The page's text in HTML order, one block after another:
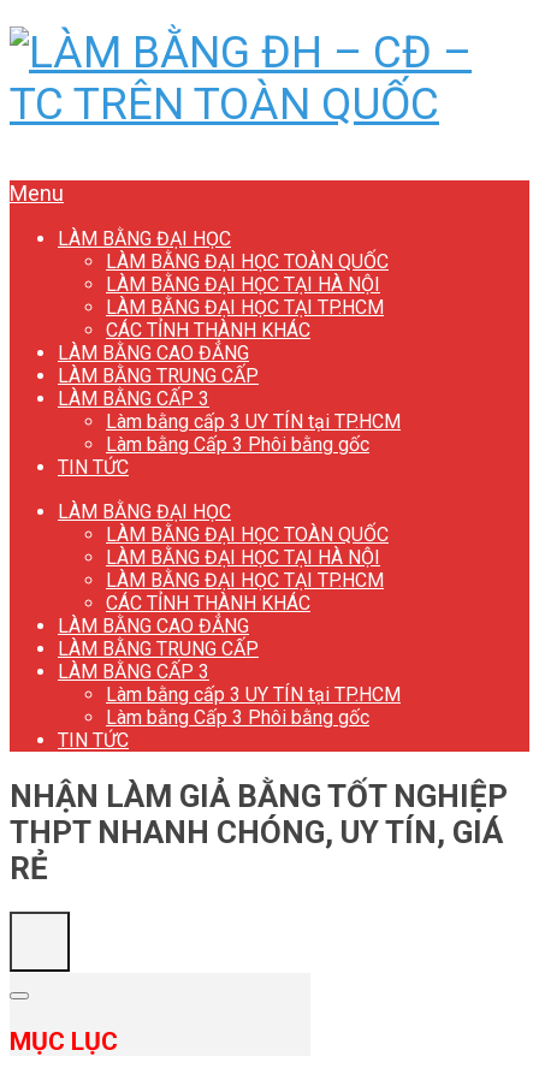
Menu
LÀM BẰNG ĐẠI HỌC
LÀM BẰNG ĐẠI HỌC TOÀN QUỐC
LÀM BẰNG ĐẠI HỌC TẠI HÀ NỘI
LÀM BẰNG ĐẠI HỌC TẠI TP.HCM
CÁC TỈNH THÀNH KHÁC
LÀM BẰNG CAO ĐẲNG
LÀM BẰNG TRUNG CẤP
LÀM BẰNG CẤP 3
Làm bằng cấp 3 UY TÍN tại TP.HCM
Làm bằng Cấp 3 Phôi bằng gốc
TIN TỨC
LÀM BẰNG ĐẠI HỌC
LÀM BẰNG ĐẠI HỌC TOÀN QUỐC
LÀM BẰNG ĐẠI HỌC TẠI HÀ NỘI
LÀM BẰNG ĐẠI HỌC TẠI TP.HCM
CÁC TỈNH THÀNH KHÁC
LÀM BẰNG CAO ĐẲNG
LÀM BẰNG TRUNG CẤP
LÀM BẰNG CẤP 3
Làm bằng cấp 3 UY TÍN tại TP.HCM
Làm bằng Cấp 3 Phôi bằng gốc
TIN TỨC
NHẬN LÀM GIẢ BẰNG TỐT NGHIỆP
THPT NHANH CHÓNG, UY TÍN, GIÁ
RẺ
MỤC LỤC